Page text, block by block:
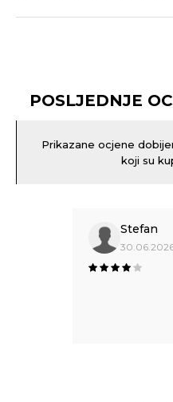
POSLJEDNJE
Prikazane ocjene
koji su
Stefan